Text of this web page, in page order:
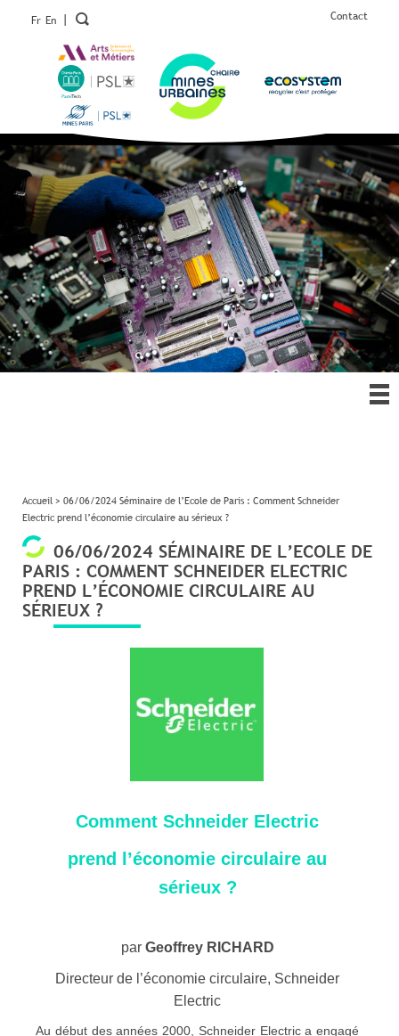
Fr En | Contact
Accueil> 06/06/2024 Séminaire de l’Ecole de Paris : Comment Schneider
Electric prend l’économie circulaire au sérieux ?
06/06/2024 SÉMINAIRE DE L’ECOLE DE
PARIS : COMMENT SCHNEIDER ELECTRIC
PREND L’ÉCONOMIE CIRCULAIRE AU
SÉRIEUX ?
Comment Schneider Electric
prend l’économie circulaire au
sérieux ?
par Geoffrey RICHARD
Directeur de l’économie circulaire, Schneider
Electric
Au début des années 2000, Schneider Electric a engagé